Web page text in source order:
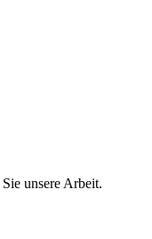
unsere Arbeit.